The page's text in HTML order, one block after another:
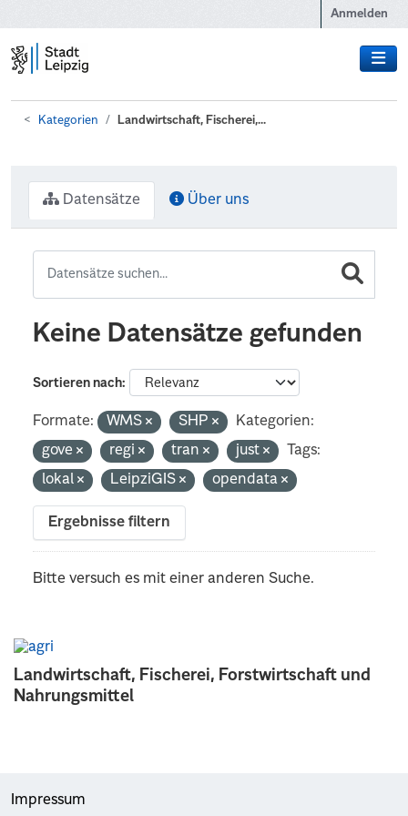
Anmelden
Kategorien Landwirtschaft, Fischerei,...
Landwirtschaft, Fischerei, Forstwirtschaft und
Nahrungsmittel
Datensätze Über uns
Keine Datensätze gefunden
Sortieren nach
Formate: WMS SHP
Kategorien:
gove
regi tran just
Tags:
lokal
LeipziGIS opendata
Ergebnisse filtern
Bitte versuch es mit einer anderen Suche.
Impressum